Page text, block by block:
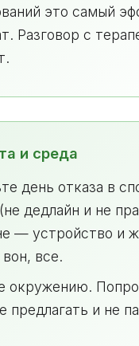
это самый
Разговор с
и среда
день отказа в
дедлайн и не
— устройство и
все.
окружению.
предлагать и не